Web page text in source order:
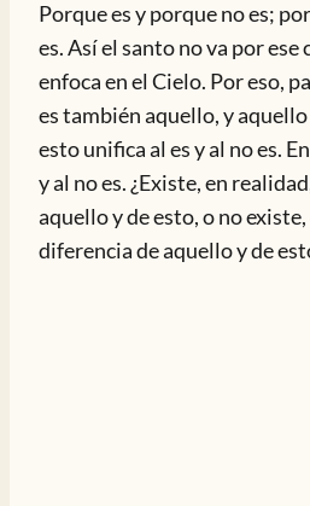
Porque es y porque no es;
es. Así el santo no va por
enfoca en el Cielo. Por eso,
es también aquello, y
esto unifica al es y al no es.
y al no es. ¿Existe, en
aquello y de esto, o no
diferencia de aquello y de